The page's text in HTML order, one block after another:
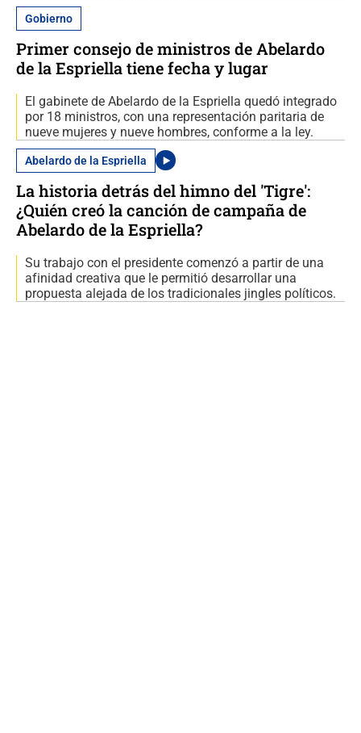
Gobierno
Primer consejo de ministros de Abelardo
de la Espriella tiene fecha y lugar
El gabinete de Abelardo de la Espriella quedó integrado
por 18 ministros, con una representación paritaria de
nueve mujeres y nueve hombres, conforme a la ley.
Abelardo de la Espriella
La historia detrás del himno del 'Tigre':
¿Quién creó la canción de campaña de
Abelardo de la Espriella?
Su trabajo con el presidente comenzó a partir de una
afinidad creativa que le permitió desarrollar una
propuesta alejada de los tradicionales jingles políticos.